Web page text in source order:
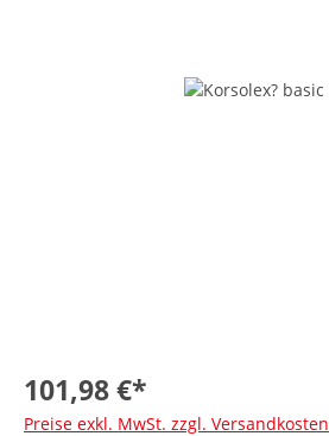
101,98 €*
Preise exkl. MwSt. zzgl. Versandkosten